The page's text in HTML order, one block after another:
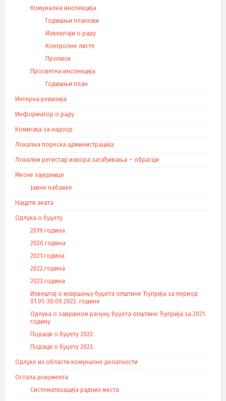
Комунална инспекција
Годишњи планови
Извештаји о раду
Контролне листе
Прописи
Просветна инспекција
Годишњи план
Интерна ревизија
Информатор о раду
Комисија за надзор
Локална пореска администрација
Локални регистар извора загађивања – обрасци
Месне заједнице
Јавне набавке
Нацрти аката
Одлука о буџету
2019.година
2020.година
2021.година
2022.година
2023.година
Извештај о извршењу буџета општине Ћуприја за период
01.01.-30.09.2022. године
Одлука о завршном рачуну буџета општине Ћуприја за 2021.
годину
Подаци о буџету 2022.
Подаци о буџету 2023.
Одлуке из области комуналне делатности
Остала документа
Систематизација радних места